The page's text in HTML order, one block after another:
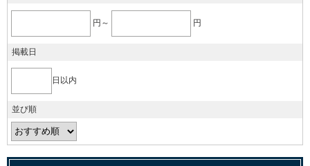
円～ 円
掲載日
日以内
並び順